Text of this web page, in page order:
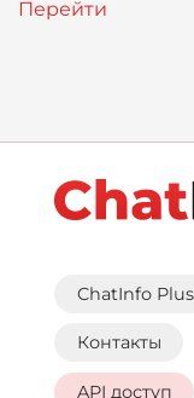
ChatInfo Plus
Контакты
API доступ